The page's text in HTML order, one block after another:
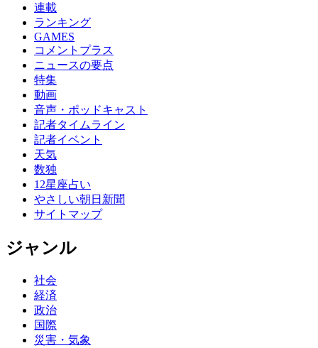
連載
ランキング
GAMES
コメントプラス
ニュースの要点
特集
動画
音声・ポッドキャスト
記者タイムライン
記者イベント
天気
数独
12星座占い
やさしい朝日新聞
サイトマップ
ジャンル
社会
経済
政治
国際
災害・気象